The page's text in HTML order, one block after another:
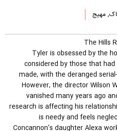
مهیج
Tyler is obsessed by the
considered by those that
made, with the deranged
However, the director Wilson
vanished many years ago
research is affecting his
is needy and feels
Concannon's daughter Alexa